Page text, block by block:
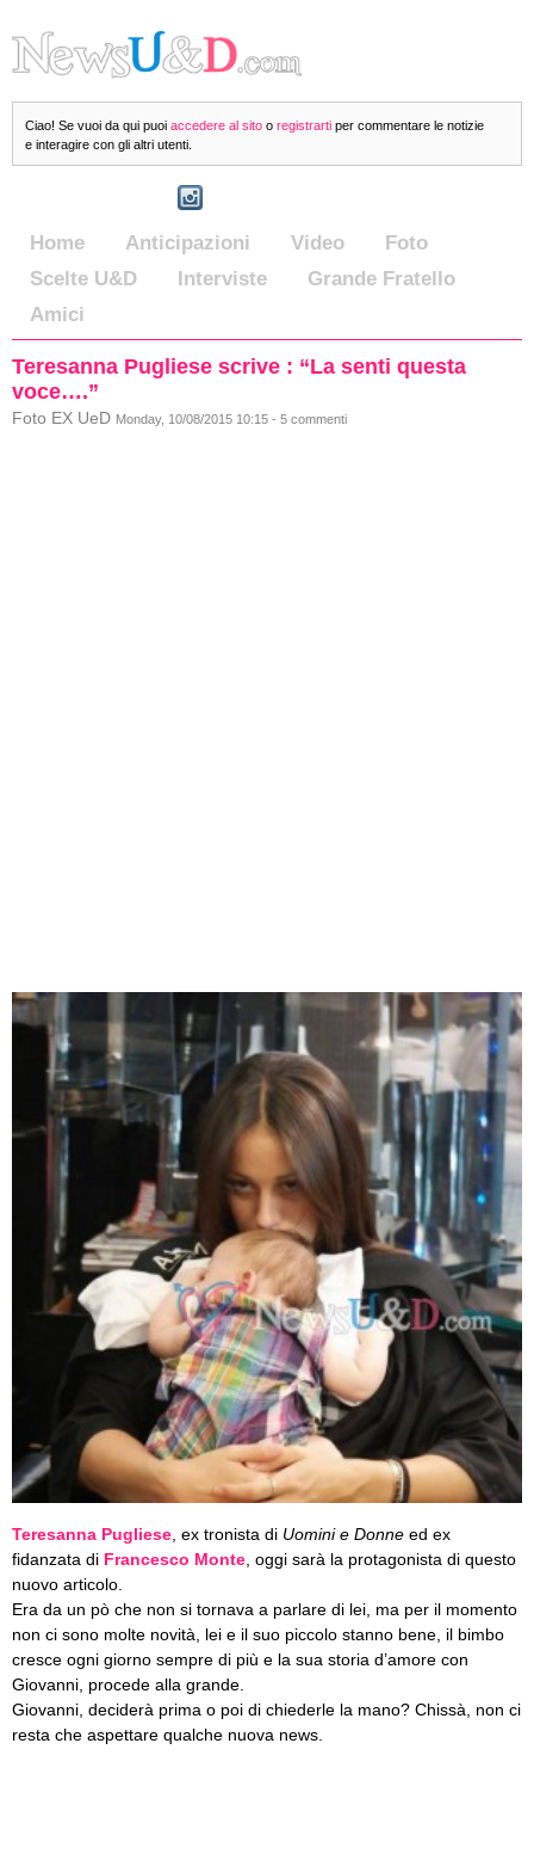
Ciao! Se vuoi da qui puoi accedere al sito o registrarti per commentare le notizie
e interagire con gli altri utenti.
Home Anticipazioni Video
Foto
Scelte U&D
Interviste
Grande Fratello
Amici
Teresanna Pugliese scrive : “La senti questa
voce….”
Foto EX UeD Monday, 10/08/2015 10:15 - 5 commenti
Teresanna Pugliese , ex tronista di Uomini e Donne ed ex
fidanzata di Francesco Monte , oggi sarà la protagonista di questo
nuovo articolo.
Era da un pò che non si tornava a parlare di lei, ma per il momento
non ci sono molte novità, lei e il suo piccolo stanno bene, il bimbo
cresce ogni giorno sempre di più e la sua storia d’amore con
Giovanni, procede alla grande.
Giovanni, deciderà prima o poi di chiederle la mano? Chissà, non ci
resta che aspettare qualche nuova news.